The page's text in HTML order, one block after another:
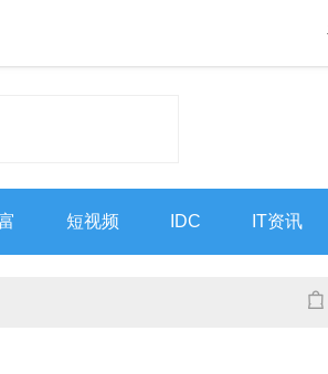
短视频 IDC IT资讯